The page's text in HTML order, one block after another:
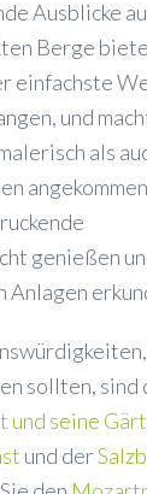
Ausblicke
Berge
einfachste
und
als
genießen
Anlagen
sollten, sind
seine
und der